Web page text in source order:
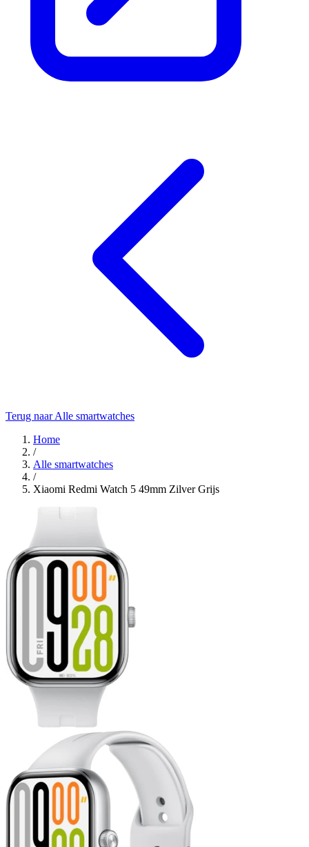
Terug naar Alle smartwatches
Home
/
Alle smartwatches
/
Xiaomi Redmi Watch 5 49mm Zilver Grijs